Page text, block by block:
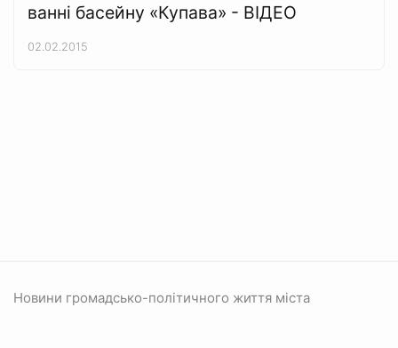
ванні басейну «Купава» - ВІДЕО
02.02.2015
Новини громадсько-політичного життя міста